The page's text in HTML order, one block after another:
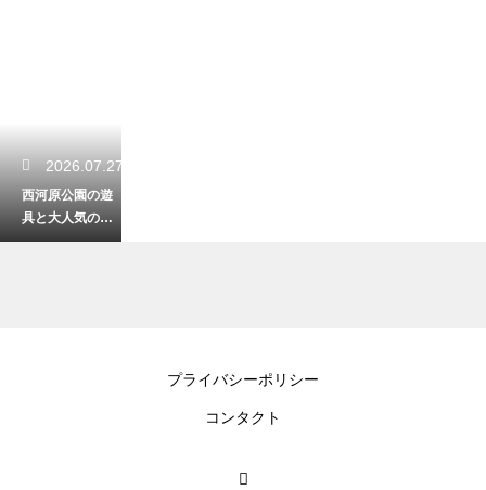
2026.07.27
西河原公園の遊
具と大人気のジ
ャンボ滑り台！
プライバシーポリシー
コンタクト